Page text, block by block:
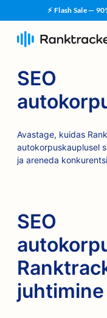
⚡ Flash Sale —
SEO
Avastage, kuidas
autokorpuskauplusel
ja areneda
SEO
juhtimine